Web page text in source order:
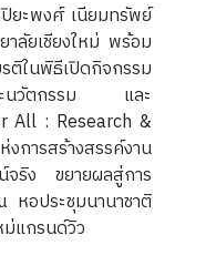
ยะพงศ์ เนียมทรัพย์
ลัยเชียงใหม่ พร้อม
ในพิธีเปิดกิจกรรม
ละนวัตกรรม และ
All : Research &
ารสร้างสรรค์งาน
น์จริง ขยายผลสู่การ
อประชุมนานาชาติ
ม่แกรนด์วิว